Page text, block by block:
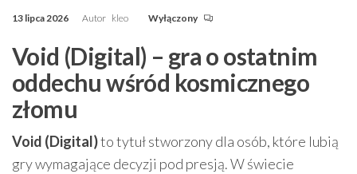
13 lipca 2026 Autor kleo Wyłączony
Void (Digital) – gra o ostatnim
oddechu wśród kosmicznego
złomu
Void (Digital)to tytuł stworzony dla osób, które lubią
gry wymagające decyzji pod presją. W świecie